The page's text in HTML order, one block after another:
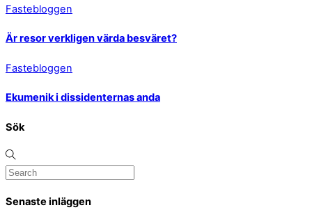
Fastebloggen
Är resor verkligen värda besväret?
Fastebloggen
Ekumenik i dissidenternas anda
Sök
Senaste inläggen